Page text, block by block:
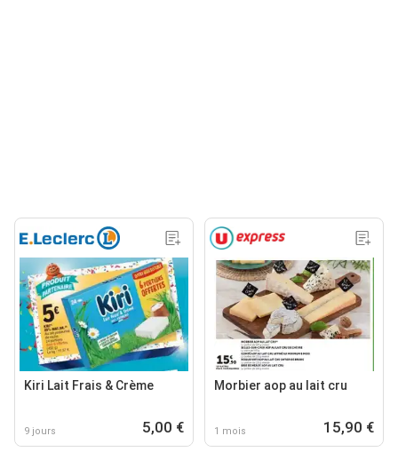
Kiri Lait Frais & Crème
9 jours 5,00 €
Morbier aop au lait cru
1 mois 15,90 €